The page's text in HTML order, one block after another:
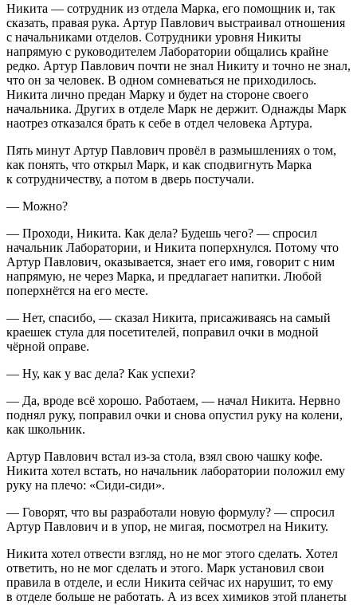
Никита — сотрудник из отдела Марка, его помощник и, так
сказать, правая рука. Артур Павлович выстраивал отношения
с начальниками отделов. Сотрудники уровня Никиты
напрямую с руководителем Лаборатории общались крайне
редко. Артур Павлович почти не знал Никиту и точно не знал,
что он за человек. В одном сомневаться не приходилось.
Никита лично предан Марку и будет на стороне своего
начальника. Других в отделе Марк не держит. Однажды Марк
наотрез отказался брать к себе в отдел человека Артура.
Пять минут Артур Павлович провёл в размышлениях о том,
как понять, что открыл Марк, и как сподвигнуть Марка
к сотрудничеству, а потом в дверь постучали.
— Можно?
— Проходи, Никита. Как дела? Будешь чего? — спросил
начальник Лаборатории, и Никита поперхнулся. Потому что
Артур Павлович, оказывается, знает его имя, говорит с ним
напрямую, не через Марка, и предлагает напитки. Любой
поперхнётся на его месте.
— Нет, спасибо, — сказал Никита, присаживаясь на самый
краешек стула для посетителей, поправил очки в модной
чёрной оправе.
— Ну, как у вас дела? Как успехи?
— Да, вроде всё хорошо. Работаем, — начал Никита. Нервно
поднял руку, поправил очки и снова опустил руку на колени,
как школьник.
Артур Павлович встал из-за стола, взял свою чашку кофе.
Никита хотел встать, но начальник лаборатории положил ему
руку на плечо: «Сиди-сиди».
— Говорят, что вы разработали новую формулу? — спросил
Артур Павлович и в упор, не мигая, посмотрел на Никиту.
Никита хотел отвести взгляд, но не мог этого сделать. Хотел
ответить, но не мог сделать и этого. Марк установил свои
правила в отделе, и если Никита сейчас их нарушит, то ему
в отделе больше не работать. А из всех химиков этой планеты